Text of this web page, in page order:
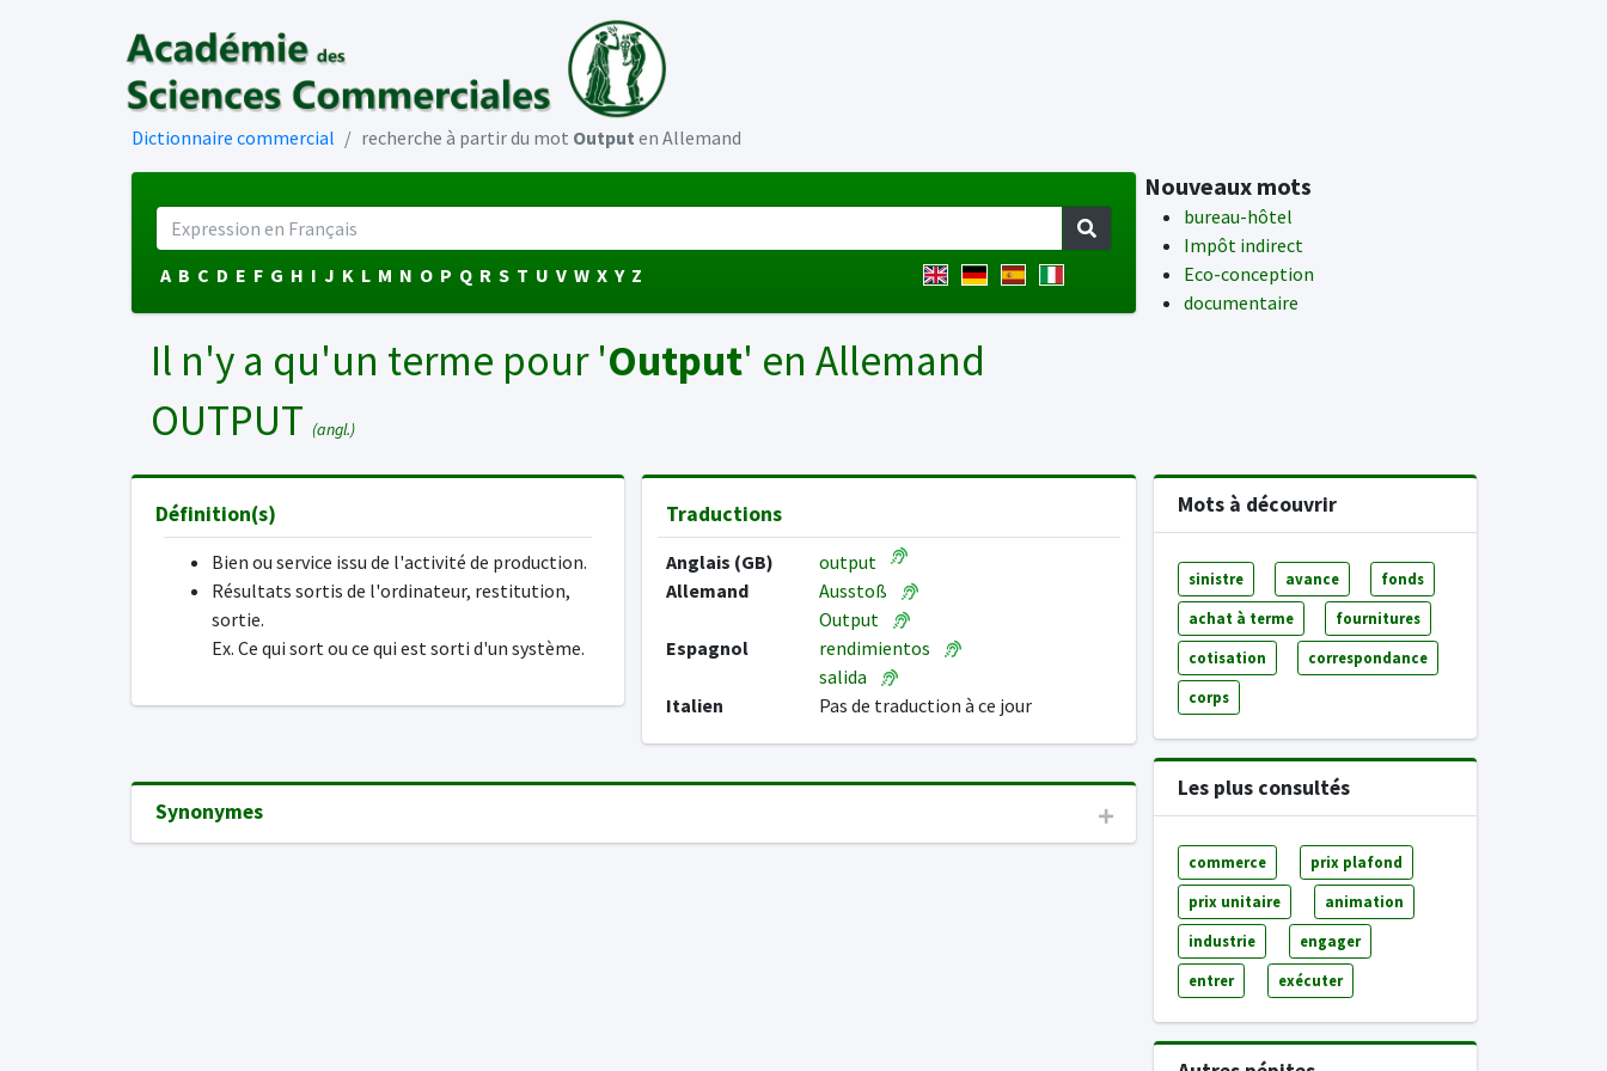
Dictionnaire commercial recherche à partir du mot Output en Allemand
A B C D E F G H I J K L M N O P Q R S T U V W X Y Z
Nouveaux mots
bureau-hôtel
Impôt indirect
Eco-conception
documentaire
Il n'y a qu'un terme pour 'Output' en Allemand
OUTPUT (angl.)
Définition(s)
Bien ou service issu de l'activité de production.
Résultats sortis de l'ordinateur, restitution,
sortie.
Ex. Ce qui sort ou ce qui est sorti d'un système.
Traductions
Anglais (GB)
output
Allemand
Ausstoß
Output
Espagnol
rendimientos
salida
Italien
Pas de traduction à ce jour
Synonymes
Mots à découvrir
sinistre avance fonds
achat à terme fournitures
cotisation correspondance
corps
Les plus consultés
commerce prix plafond
prix unitaire animation
industrie engager
entrer exécuter